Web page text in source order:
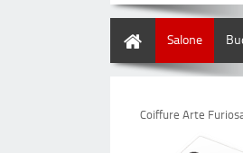
Salone
Coiffure Arte